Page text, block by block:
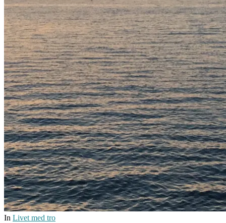
In Livet med tro